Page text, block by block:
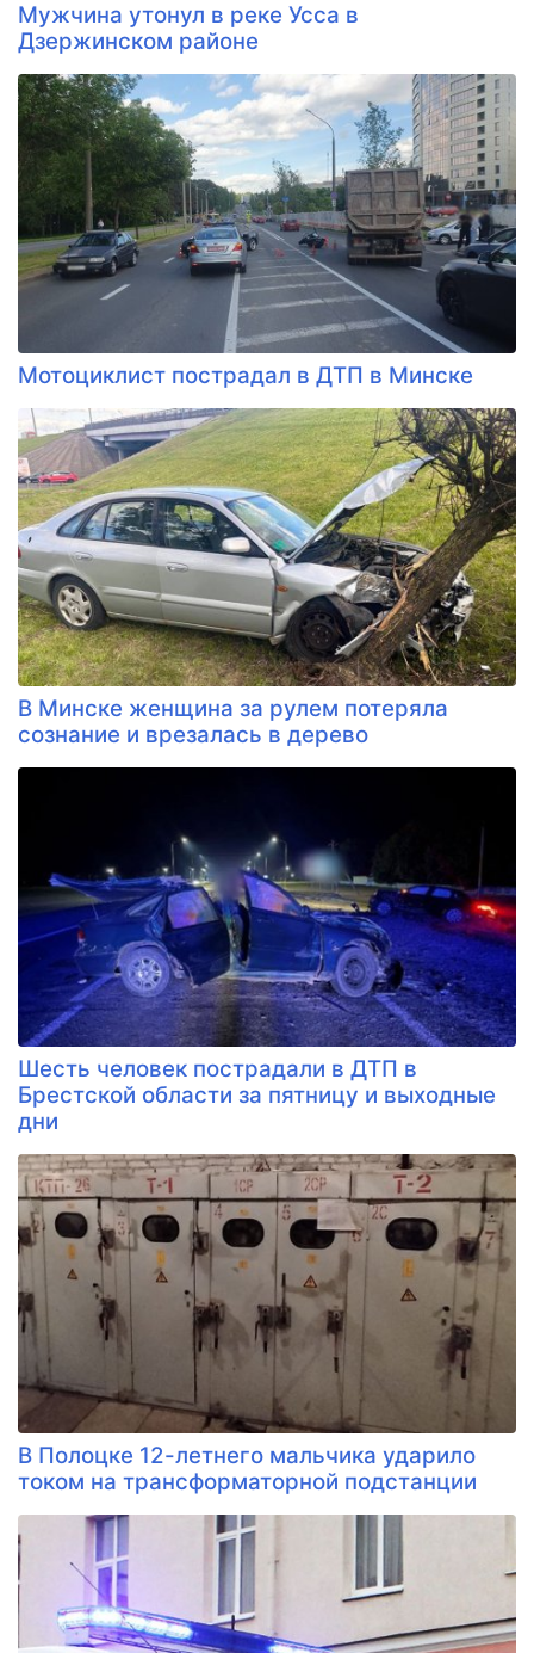
Мужчина утонул в реке Усса в
Дзержинском районе
Мотоциклист пострадал в ДТП в Минске
В Минске женщина за рулем потеряла
сознание и врезалась в дерево
Шесть человек пострадали в ДТП в
Брестской области за пятницу и выходные
дни
В Полоцке 12-летнего мальчика ударило
током на трансформаторной подстанции